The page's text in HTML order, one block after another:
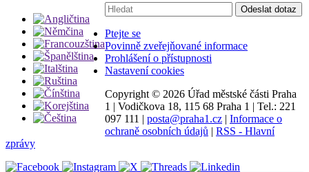
Vyhledávání:
Odeslat dotaz
Ptejte se
Povinně zveřejňované informace
Prohlášení o přístupnosti
Nastavení cookies
Copyright © 2026 Úřad městské části Praha
1 | Vodičkova 18, 115 68 Praha 1 | Tel.: 221
097 111 | posta@praha1.cz | Informace o
ochraně osobních údajů | RSS - Hlavní
zprávy